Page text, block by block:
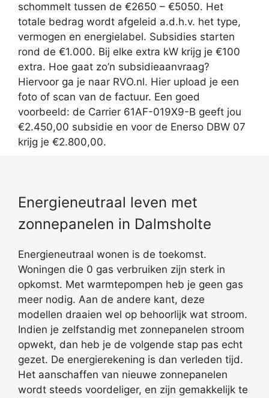
schommelt tussen de €2650 – €5050. Het
totale bedrag wordt afgeleid a.d.h.v. het type,
vermogen en energielabel. Subsidies starten
rond de €1.000. Bij elke extra kW krijg je €100
extra. Hoe gaat zo’n subsidieaanvraag?
Hiervoor ga je naar RVO.nl. Hier upload je een
foto of scan van de factuur. Een goed
voorbeeld: de Carrier 61AF-019X9-B geeft jou
€2.450,00 subsidie en voor de Enerso DBW 07
krijg je €2.800,00.
Energieneutraal leven met
zonnepanelen in Dalmsholte
Energieneutraal wonen is de toekomst.
Woningen die 0 gas verbruiken zijn sterk in
opkomst. Met warmtepompen heb je geen gas
meer nodig. Aan de andere kant, deze
modellen draaien wel op behoorlijk wat stroom.
Indien je zelfstandig met zonnepanelen stroom
opwekt, dan heb je de volgende stap pas echt
gezet. De energierekening is dan verleden tijd.
Het aanschaffen van nieuwe zonnepanelen
wordt steeds voordeliger, en zijn gemakkelijk te